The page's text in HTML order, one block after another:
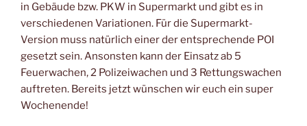
in Gebäude bzw. PKW in Supermarkt und gibt es in
verschiedenen Variationen. Für die Supermarkt-
Version muss natürlich einer der entsprechende POI
gesetzt sein. Ansonsten kann der Einsatz ab 5
Feuerwachen, 2 Polizeiwachen und 3 Rettungswachen
auftreten. Bereits jetzt wünschen wir euch ein super
Wochenende!